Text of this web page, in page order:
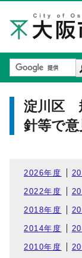
淀川区
針等で
2026年度
2022年度
2018年度
2014年度
2010年度